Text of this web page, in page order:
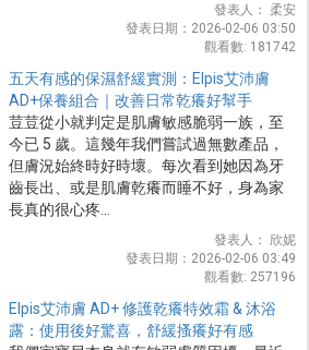
發表人： 柔安
發表日期：2026-02-06 03:50
觀看數: 181742
五天有感的保濕舒緩實測：Elpis艾沛膚
AD+保養組合｜改善日常乾癢好幫手
荳荳從小就判定是肌膚敏感脆弱一族，至
今已 5 歲。這幾年我們嘗試過無數產品，
但膚況始終時好時壞。每次看到她因為牙
齒長出、或是肌膚乾癢而睡不好，身為家
長真的很心疼...
發表人： 欣妮
發表日期：2026-02-06 03:49
觀看數: 257196
Elpis艾沛膚 AD+ 修護乾癢特效霜 & 沐浴
露：使用後好驚喜，舒緩搔癢好有感